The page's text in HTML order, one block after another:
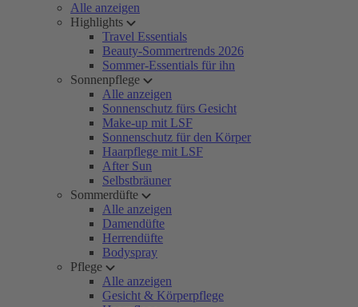
Alle anzeigen
Highlights
Travel Essentials
Beauty-Sommertrends 2026
Sommer-Essentials für ihn
Sonnenpflege
Alle anzeigen
Sonnenschutz fürs Gesicht
Make-up mit LSF
Sonnenschutz für den Körper
Haarpflege mit LSF
After Sun
Selbstbräuner
Sommerdüfte
Alle anzeigen
Damendüfte
Herrendüfte
Bodyspray
Pflege
Alle anzeigen
Gesicht & Körperpflege